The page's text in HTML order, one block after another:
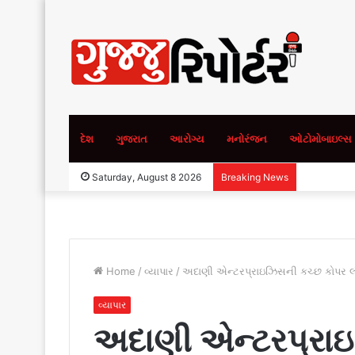
દેશ ગુજરાત આરોગ્ય મનોરંજન ઓટોમોબાઇલ્સ
Saturday, August 8 2026 Breaking News
Home / વ્યાપાર / અદાણી એન્ટરપ્રાઇઝિસની કચ્છ
વ્યાપાર
અદાણી